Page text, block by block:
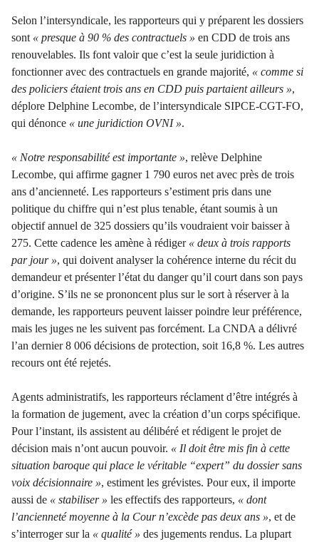
Selon l’intersyndicale, les rapporteurs qui y préparent les dossiers
sont « presque à 90 % des contractuels » en CDD de trois ans
renouvelables. Ils font valoir que c’est la seule juridiction à
fonctionner avec des contractuels en grande majorité, « comme si
des policiers étaient trois ans en CDD puis partaient ailleurs »,
déplore Delphine Lecombe, de l’intersyndicale SIPCE-CGT-FO,
qui dénonce « une juridiction OVNI ».
« Notre responsabilité est importante », relève Delphine
Lecombe, qui affirme gagner 1 790 euros net avec près de trois
ans d’ancienneté. Les rapporteurs s’estiment pris dans une
politique du chiffre qui n’est plus tenable, étant soumis à un
objectif annuel de 325 dossiers qu’ils voudraient voir baisser à
275. Cette cadence les amène à rédiger « deux à trois rapports
par jour », qui doivent analyser la cohérence interne du récit du
demandeur et présenter l’état du danger qu’il court dans son pays
d’origine. S’ils ne se prononcent plus sur le sort à réserver à la
demande, les rapporteurs peuvent laisser poindre leur préférence,
mais les juges ne les suivent pas forcément. La CNDA a délivré
l’an dernier 8 006 décisions de protection, soit 16,8 %. Les autres
recours ont été rejetés.
Agents administratifs, les rapporteurs réclament d’être intégrés à
la formation de jugement, avec la création d’un corps spécifique.
Pour l’instant, ils assistent au délibéré et rédigent le projet de
décision mais n’ont aucun pouvoir. « Il doit être mis fin à cette
situation baroque qui place le véritable “expert” du dossier sans
voix décisionnaire », estiment les grévistes. Pour eux, il importe
aussi de « stabiliser » les effectifs des rapporteurs, « dont
l’ancienneté moyenne à la Cour n’excède pas deux ans », et de
s’interroger sur la « qualité » des jugements rendus. La plupart